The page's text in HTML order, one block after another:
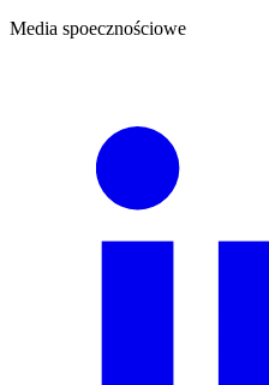
Media spoecznościowe